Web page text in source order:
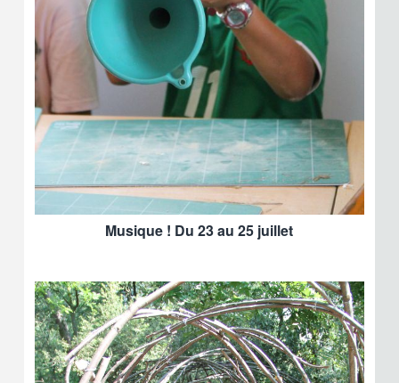
Musique ! Du 23 au 25 juillet